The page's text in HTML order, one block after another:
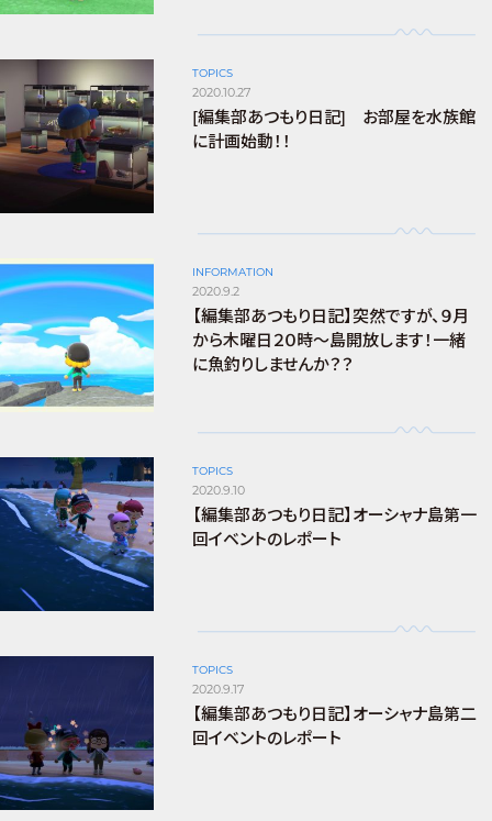
TOPICS
2020.10.27
[編集部あつもり日記] お部屋を水族館
に計画始動！！
INFORMATION
2020.9.2
【編集部あつもり日記】突然ですが、９月
から木曜日２０時～島開放します！一緒
に魚釣りしませんか？？
TOPICS
2020.9.10
【編集部あつもり日記】オーシャナ島第一
回イベントのレポート
TOPICS
2020.9.17
【編集部あつもり日記】オーシャナ島第二
回イベントのレポート